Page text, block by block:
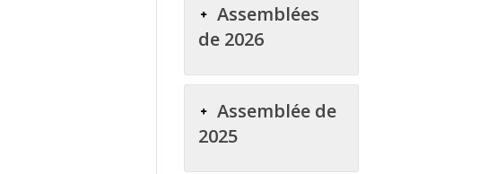
Assemblées
de 2026
Assemblée de
2025